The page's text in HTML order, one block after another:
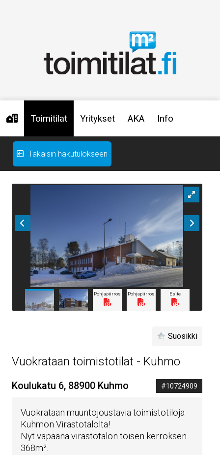
Toimitilat Yritykset AKA Info
Takaisin hakutulokseen
Pohjapiirros Pohjapiirros Esite
Suosikki
Vuokrataan toimistotilat - Kuhmo
Koulukatu 6, 88900 Kuhmo #10724909
Vuokrataan muuntojoustavia toimistotiloja
Kuhmon Virastotalolta!
Nyt vapaana virastotalon toisen kerroksen
368m².